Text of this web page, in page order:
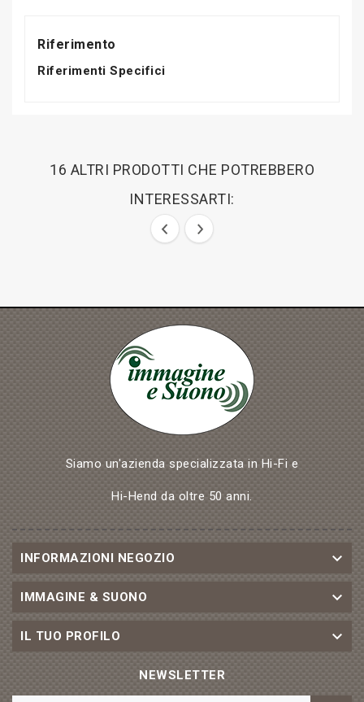
Riferimento
Riferimenti Specifici
16 ALTRI PRODOTTI CHE POTREBBERO
INTERESSARTI:
Siamo un'azienda specializzata in Hi-Fi e
Hi-Hend da oltre 50 anni.
INFORMAZIONI NEGOZIO 
IMMAGINE & SUONO 
IL TUO PROFILO 
NEWSLETTER